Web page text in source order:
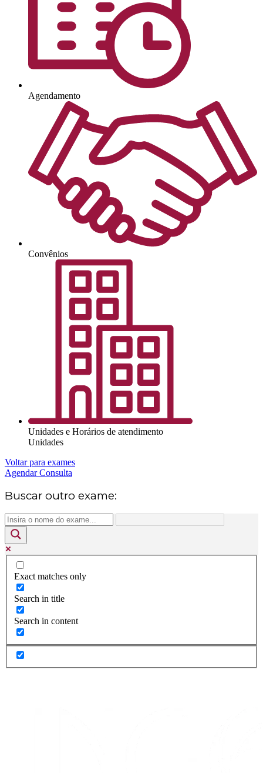
Agendamento
Convênios
Unidades e Horários de atendimento
Unidades
Voltar para exames
Agendar Consulta
Buscar outro exame:
Exact matches only
Search in title
Search in content